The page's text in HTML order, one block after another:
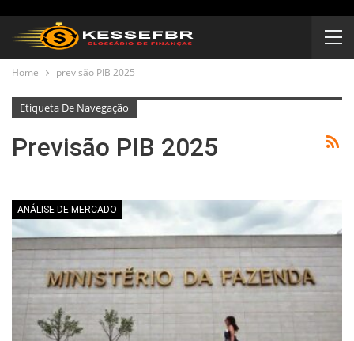
Home previsão PIB 2025
Etiqueta De Navegação
Previsão PIB 2025
ANÁLISE DE MERCADO